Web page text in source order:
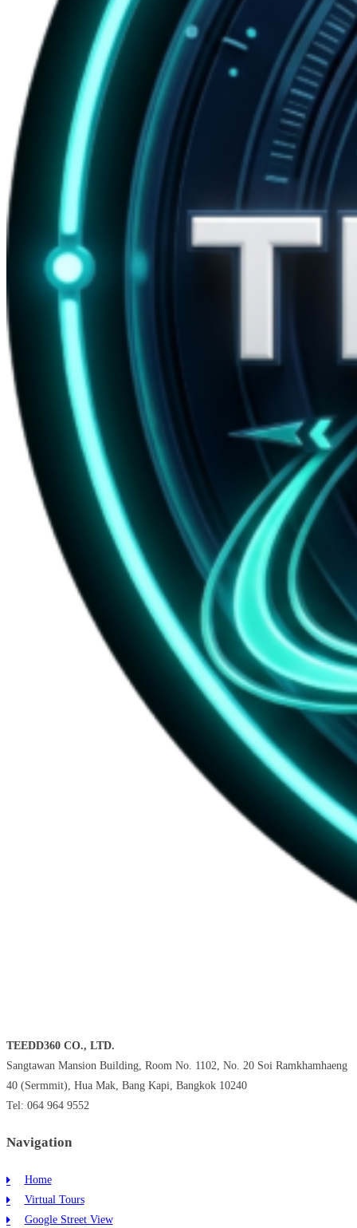
TEEDD360 CO., LTD.
Sangtawan Mansion Building, Room No. 1102, No. 20 Soi Ramkhamhaeng
40 (Sermmit), Hua Mak, Bang Kapi, Bangkok 10240
Tel: 064 964 9552
Navigation
Home
Virtual Tours
Google Street View